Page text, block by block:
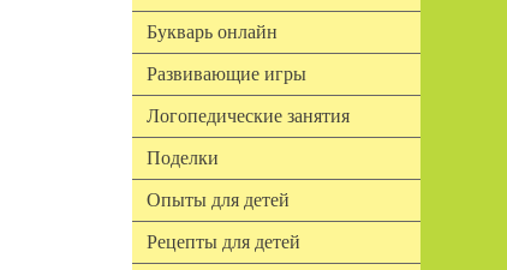
Букварь онлайн
Развивающие игры
Логопедические занятия
Поделки
Опыты для детей
Рецепты для детей